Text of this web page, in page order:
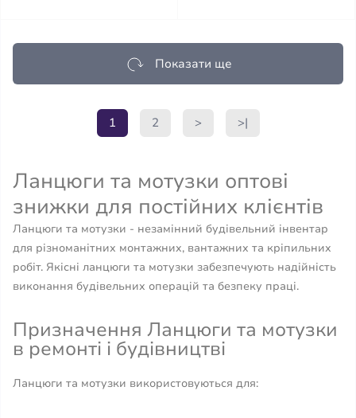
Показати ще
1 2 > >|
Ланцюги та мотузки оптові
знижки для постійних клієнтів
Ланцюги та мотузки - незамінний будівельний інвентар
для різноманітних монтажних, вантажних та кріпильних
робіт. Якісні ланцюги та мотузки забезпечують надійність
виконання будівельних операцій та безпеку праці.
Призначення Ланцюги та мотузки
в ремонті і будівництві
Ланцюги та мотузки використовуються для: